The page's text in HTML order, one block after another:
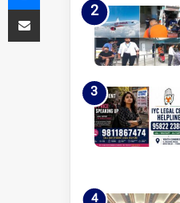
ای میل کے ذریعہ شیئر کریں